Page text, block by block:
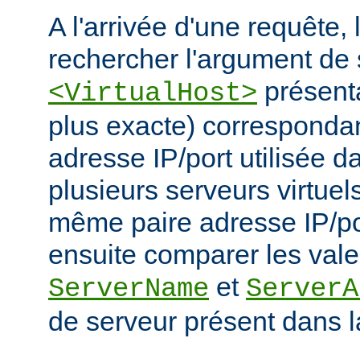
A l'arrivée d'une requête,
rechercher l'argument de
<VirtualHost>
plus exacte)
adresse IP/port utilisée
plusieurs serveurs
même paire adresse IP/
ensuite comparer les
ServerName et
de serveur présent dans